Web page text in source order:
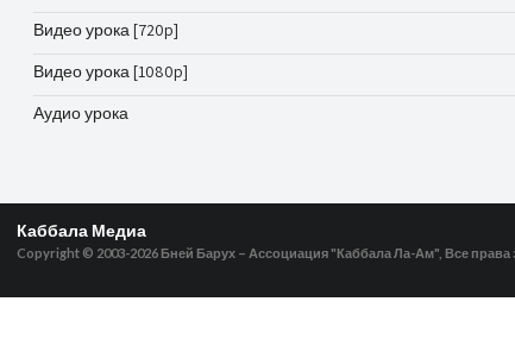
Видео урока [720p]
Видео урока [1080p]
Аудио урока
Каббала Медиа
Copyright © 2003-2026 Бней Барух – Ассоциация "Каббала Ла-Ам", Все